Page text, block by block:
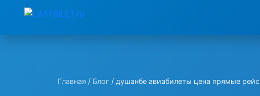
Главная / Блог / душанбе авиабилеты цена прямые